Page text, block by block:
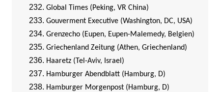
Global Times (Peking, VR China)
Gouverment Executive (Washington, DC, USA)
Grenzecho (Eupen, Eupen-Malemedy, Belgien)
Griechenland Zeitung (Athen, Griechenland)
Haaretz (Tel-Aviv, Israel)
Hamburger Abendblatt (Hamburg, D)
Hamburger Morgenpost (Hamburg, D)